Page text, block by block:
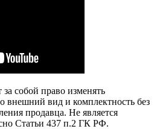
собой право изменять
внешний вид и комплектность без
продавца. Не является
Статьи 437 п.2 ГК РФ.